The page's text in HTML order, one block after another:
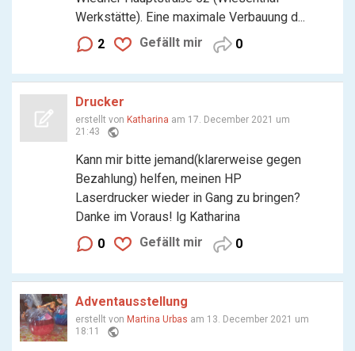
Werkstätte). Eine maximale Verbauung d...
2
Gefällt mir 0
Drucker
erstellt von Katharina am 17. December 2021 um
21:43 public
Kann mir bitte jemand(klarerweise gegen
Bezahlung) helfen, meinen HP
Laserdrucker wieder in Gang zu bringen?
Danke im Voraus! lg Katharina
0
Gefällt mir 0
Adventausstellung
erstellt von Martina Urbas am 13. December 2021 um
18:11 public